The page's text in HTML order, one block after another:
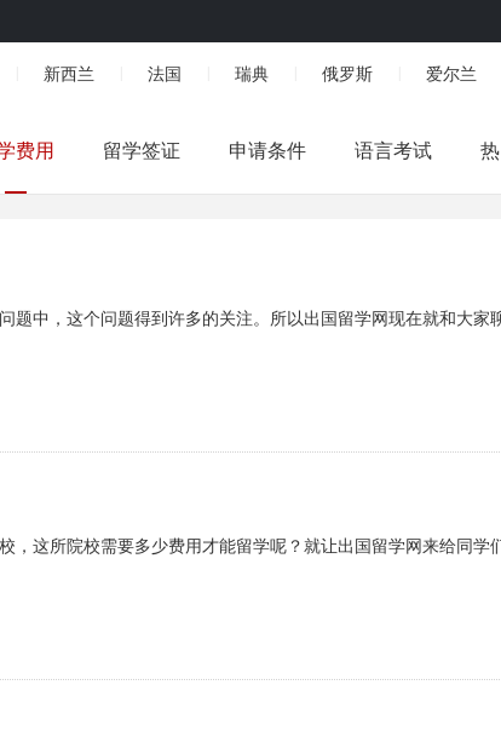
新西兰 法国 瑞典 俄罗斯 爱尔兰
费用 留学签证 申请条件 语言考试
题中，这个问题得到许多的关注。所以出国留学网现在就和大家
，这所院校需要多少费用才能留学呢？就让出国留学网来给同学